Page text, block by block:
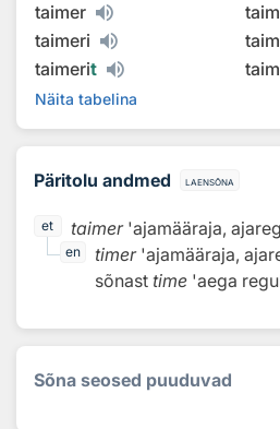
taimer
taimeri
taimerit
Näita tabelina
Päritolu andmed laensõna
et taimer 'ajamääraja,
en timer 'ajamääraja,
sõnasttime 'aega
Sõna seosed puuduvad